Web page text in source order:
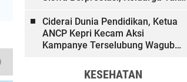
Dibiayai
Ciderai Dunia Pendidikan, Ketua
ANCP Kepri Kecam Aksi
Kampanye Terselubung Wagub
KESEHATAN